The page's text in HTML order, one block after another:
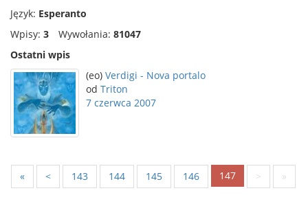
Język: Esperanto
Wpisy: 3 Wywołania: 81047
Ostatni wpis
(eo) Verdigi - Nova portalo
od Triton
7 czerwca 2007
« < 143 144 145 146 147 > »